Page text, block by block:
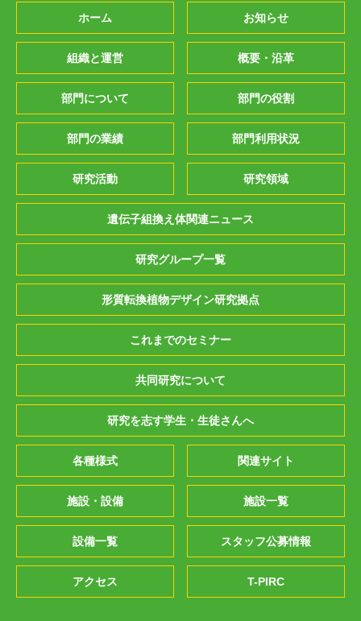
ホーム お知らせ
組織と運営 概要・沿革
部門について 部門の役割
部門の業績 部門利用状況
研究活動 研究領域
遺伝子組換え体関連ニュース
研究グループ一覧
形質転換植物デザイン研究拠点
これまでのセミナー
共同研究について
研究を志す学生・生徒さんへ
各種様式 関連サイト
施設・設備 施設一覧
設備一覧 スタッフ公募情報
アクセス T-PIRC